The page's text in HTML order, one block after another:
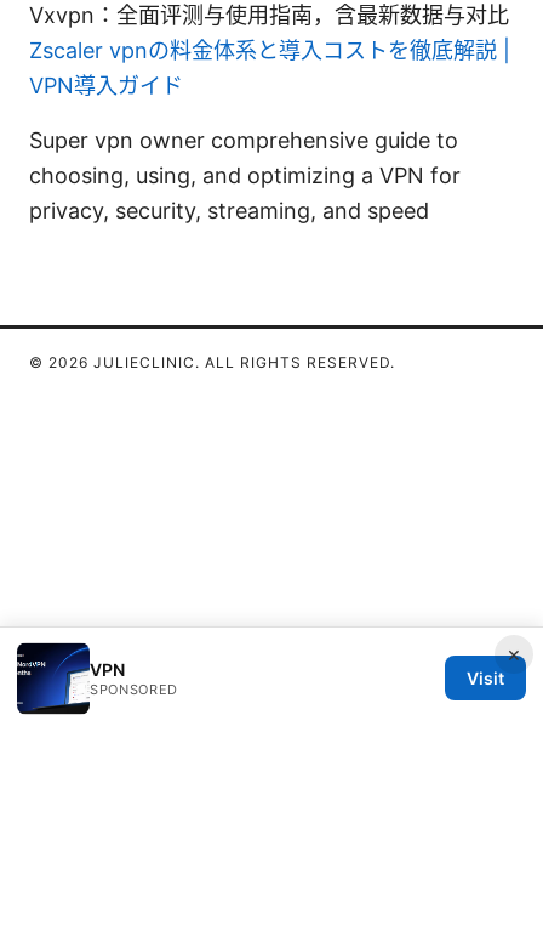
Vxvpn：全面评测与使用指南，含最新数据与对比
Zscaler vpnの料金体系と導入コストを徹底解説 |
VPN導入ガイド
Super vpn owner comprehensive guide to
choosing, using, and optimizing a VPN for
privacy, security, streaming, and speed
×
VPN
SPONSORED
Visit
© 2026 JULIECLINIC. ALL RIGHTS RESERVED.